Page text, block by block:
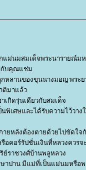
ม่นมสมเด็จพระนารายณ์มห
กับคุณแช่ม
หลานของขุนนางมอญ พระ
ติมาแล้ว
เกิดรุ่นเดียวกับสมเด็จ
เศษและได้รับความไว้วาง
ายหลังต้องตายด้วยไปขัดใจ
คอร์รัปชั่นเงินที่หลวงควรจ
ย์ราชวงศ์บ้านพลูหลวง
ษาปาน มีแม่ที่เป็นแม่นมหรือ